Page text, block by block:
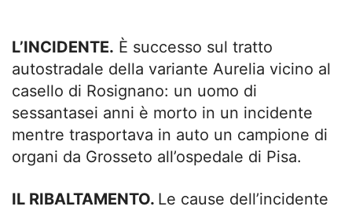
L’INCIDENTE. È successo sul tratto
autostradale della variante Aurelia vicino al
casello di Rosignano: un uomo di
sessantasei anni è morto in un incidente
mentre trasportava in auto un campione di
organi da Grosseto all’ospedale di Pisa.
IL RIBALTAMENTO. Le cause dell’incidente